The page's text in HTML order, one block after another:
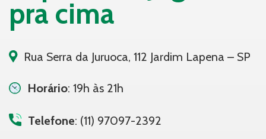
pra cima
Rua Serra da Juruoca, 112 Jardim Lapena – SP
Horário: 19h às 21h
Telefone: (11) 97097-2392